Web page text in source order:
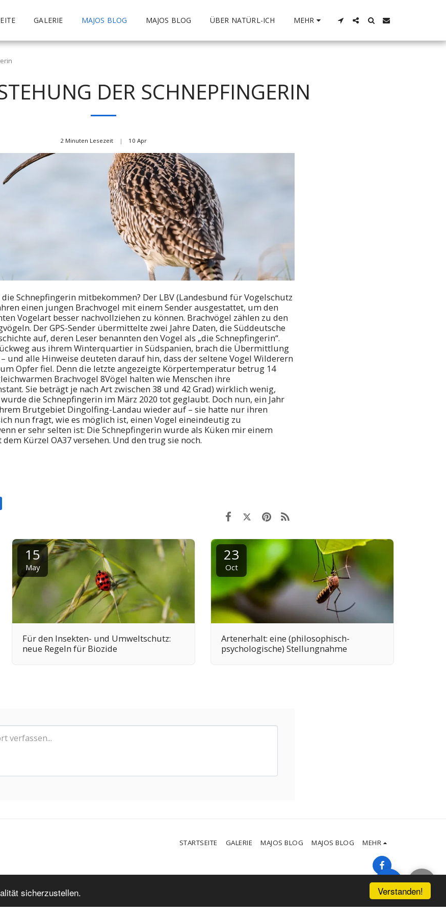
Verstanden!
sicherzustellen.
GALERIE MAJOS BLOG MAJOS BLOG ÜBER NATÜRL-ICH MEHR
DER SCHNEPFINGERIN
2 Minuten Lesezeit 10Apr
Schnepfingerin mitbekommen? Der LBV (Landesbund für Vogelschutz
einen jungen Brachvogel mit einem Sender ausgestattet, um den
Vogelart besser nachvollziehen zu können. Brachvögel zählen zu den
Der GPS-Sender übermittelte zwei Jahre Daten, die Süddeutsche
auf, deren Leser benannten den Vogel als „die Schnepfingerin“.
aus ihrem Winterquartier in Südspanien, brach die Übermittlung
und alle Hinweise deuteten darauf hin, dass der seltene Vogel Wilderern
Opfer fiel. Denn die letzte angezeigte Körpertemperatur betrug 14
Brachvogel 8Vögel halten wie Menschen ihre
Sie beträgt je nach Art zwischen 38 und 42 Grad) wirklich wenig,
die Schnepfingerin im März 2020 tot geglaubt. Doch nun, ein Jahr
Brutgebiet Dingolfing-Landau wieder auf – sie hatte nur ihren
nun fragt, wie es möglich ist, einen Vogel eineindeutig zu
er sehr selten ist: Die Schnepfingerin wurde als Küken mir einem
Kürzel OA37 versehen. Und den trug sie noch.
15
May
Für den Insekten- und Umweltschutz:
neue Regeln für Biozide
23
Oct
Artenerhalt: eine (philosophisch-
psychologische) Stellungnahme
STARTSEITE GALERIE MAJOS BLOG MAJOS BLOG MEHR